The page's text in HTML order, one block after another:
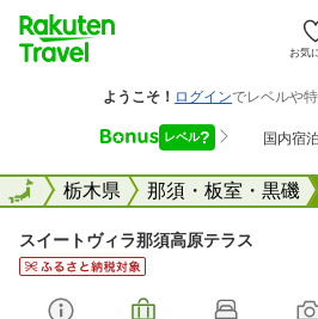
お気
全国栃木県 那須・板室・黒磯
全国
スイートヴィラ那須高原テラス